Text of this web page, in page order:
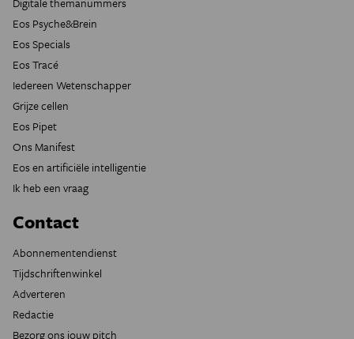
Eos Psyche&Brein
Eos Specials
Eos Tracé
Iedereen Wetenschapper
Grijze cellen
Eos Pipet
Ons Manifest
Eos en artificiële intelligentie
Ik heb een vraag
Contact
Abonnementendienst
Tijdschriftenwinkel
Adverteren
Redactie
Bezorg ons jouw pitch